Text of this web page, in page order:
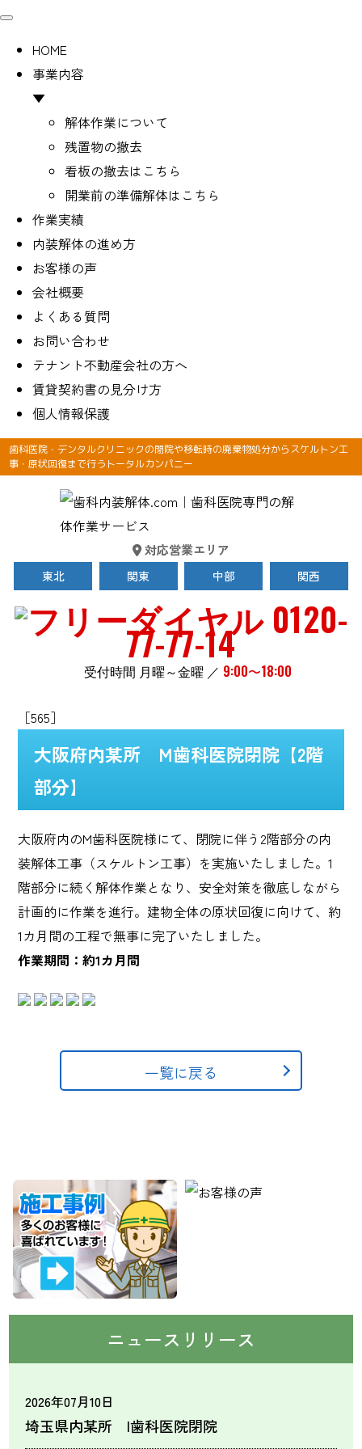
HOME
事業内容
▼
解体作業について
残置物の撤去
看板の撤去はこちら
開業前の準備解体はこちら
作業実績
内装解体の進め方
お客様の声
会社概要
よくある質問
お問い合わせ
テナント不動産会社の方へ
賃貸契約書の見分け方
個人情報保護
歯科医院・デンタルクリニックの閉院や移転時の廃棄物処分からスケルトン工
事・原状回復まで行うトータルカンパニー
対応営業エリア
東北 関東 中部 関西
0120-
77-77-14
受付時間 月曜～金曜 ／ 9:00〜18:00
［565］
大阪府内某所 M歯科医院閉院【2階
部分】
大阪府内のM歯科医院様にて、閉院に伴う2階部分の内
装解体工事（スケルトン工事）を実施いたしました。1
階部分に続く解体作業となり、安全対策を徹底しながら
計画的に作業を進行。建物全体の原状回復に向けて、約
1カ月間の工程で無事に完了いたしました。
作業期間：約1カ月間
一覧に戻る
ニュースリリース
2026年07月10日
埼玉県内某所 I歯科医院閉院